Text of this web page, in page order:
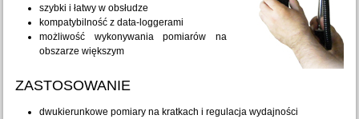
szybki i łatwy w obsłudze
kompatybilność z data-loggerami
możliwość wykonywania pomiarów na
obszarze większym
ZASTOSOWANIE
dwukierunkowe pomiary na kratkach i regulacja wydajności